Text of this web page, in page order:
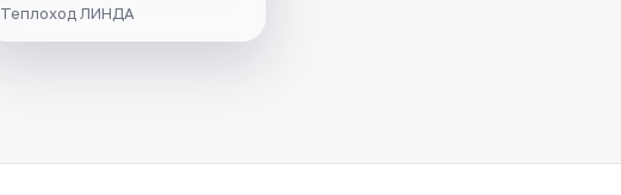
Теплоход ЛИНДА